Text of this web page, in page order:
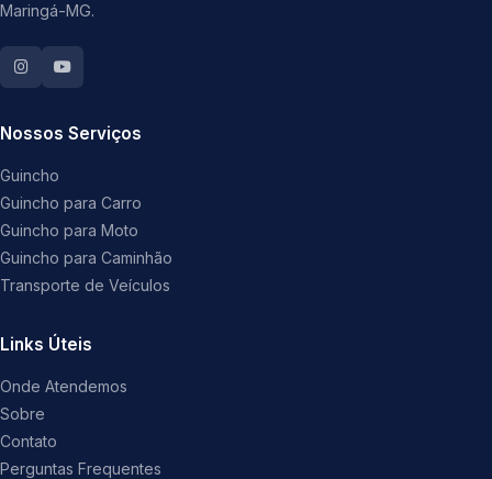
Maringá-MG.
Nossos Serviços
Guincho
Guincho para Carro
Guincho para Moto
Guincho para Caminhão
Transporte de Veículos
Links Úteis
Onde Atendemos
Sobre
Contato
Perguntas Frequentes